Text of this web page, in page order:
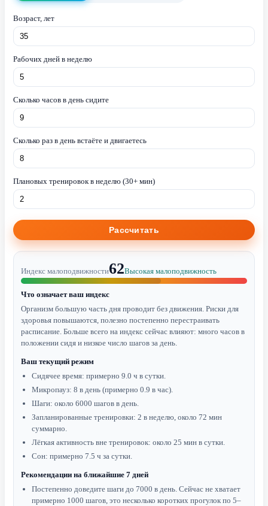
Возраст, лет
Рабочих дней в неделю
Сколько часов в день сидите
Сколько раз в день встаёте и двигаетесь
Плановых тренировок в неделю (30+ мин)
Рассчитать
Индекс малоподвижности62Высокая малоподвижность
Что означает ваш индекс
Организм большую часть дня проводит без движения. Риски для
здоровья повышаются, полезно постепенно перестраивать
расписание. Больше всего на индекс сейчас влияют: много часов в
положении сидя и низкое число шагов за день.
Ваш текущий режим
Сидячее время: примерно 9.0 ч в сутки.
Микропауз: 8 в день (примерно 0.9 в час).
Шаги: около 6000 шагов в день.
Запланированные тренировки: 2 в неделю, около 72 мин
суммарно.
Лёгкая активность вне тренировок: около 25 мин в сутки.
Сон: примерно 7.5 ч за сутки.
Рекомендации на ближайшие 7 дней
Постепенно доведите шаги до 7000 в день. Сейчас не хватает
примерно 1000 шагов, это несколько коротких прогулок по 5–